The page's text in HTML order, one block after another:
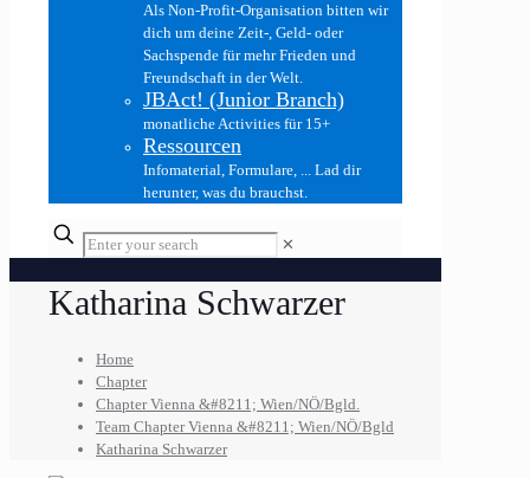
Als Non-Profit-Organisation bitten wir
dich um deine Zeit-, Geld- oder
Sachspende für mehr Frieden und
Freundschaft in der Welt.
JBAct! (Junior Branch)
monatliche Activities für 15+
Ressourcen
Infomaterial, Formulare, ... Lad dir
herunter, was du brauchst.
✕
Katharina Schwarzer
Home
Chapter
Chapter Vienna &#8211; Wien/NÖ/Bgld.
Team Chapter Vienna &#8211; Wien/NÖ/Bgld
Katharina Schwarzer